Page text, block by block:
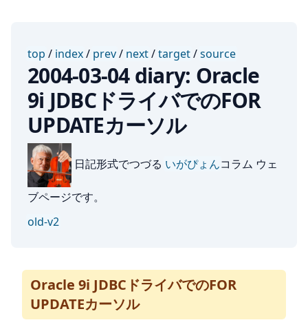
top / index/ prev/ next/target/source
2004-03-04 diary: Oracle
9i JDBCドライバでのFOR
UPDATEカーソル
日記形式でつづる いがぴょんコラム ウェ
ブページです。
old-v2
Oracle 9i JDBCドライバでのFOR
UPDATEカーソル